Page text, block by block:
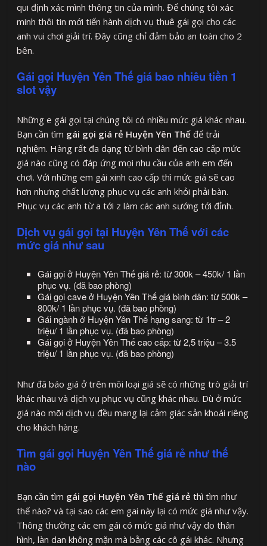
qui định xác mình thông tin của mình. Để chúng tôi xác
minh thôi tin mới tiến hành dịch vụ thuê gái gọi cho các
anh vui chơi giải trí. Đây cũng chỉ đảm bảo an toàn cho 2
bên.
Gái gọi Huyện Yên Thế giá bao nhiêu tiền 1
slot vậy
Những e gái gọi tại chúng tôi có nhiều mức giá khác nhau.
Bạn cần tìm gái gọi giá rẻ Huyện Yên Thế để trải
nghiệm. Hàng rất đa dạng từ bình dân đến cao cấp mức
giá nào cũng có đáp ứng mọi nhu cầu của anh em đến
chơi. Với những em gái xinh cao cấp thì mức giá sẽ cao
hơn nhưng chất lượng phục vụ các anh khỏi phải bàn.
Phục vụ các anh từ a tới z làm các anh sướng tới đỉnh.
Dịch vụ gái gọi tại Huyện Yên Thế với các
mức giá như sau
Gái gọi ở Huyện Yên Thế giá rẻ: từ 300k – 450k/ 1 lần
phục vụ. (đã bao phòng)
Gái gọi cave ở Huyện Yên Thế giá bình dân: từ 500k –
800k/ 1 lần phục vụ. (đã bao phòng)
Gái ngành ở Huyện Yên Thế hạng sang: từ 1tr – 2
triệu/ 1 lần phục vụ. (đã bao phòng)
Gái gọi ở Huyện Yên Thế cao cấp: từ 2,5 triệu – 3.5
triệu/ 1 lần phục vụ. (đã bao phòng)
Như đã báo giá ở trên mõi loại giá sẽ có những trò giải trí
khác nhau và dịch vụ phục vụ cũng khác nhau. Dù ở mức
giá nào mõi dịch vụ đều mang lại cảm giác sản khoái riêng
cho khách hàng.
Tìm gái gọi Huyện Yên Thế giá rẻ như thế
nào
Bạn cần tìm gái gọi Huyện Yên Thế giá rẻ thì tìm như
thế nào? và tại sao các em gai này lại có mức giá như vậy.
Thông thường các em gái có mức giá như vậy do thân
hình, làn dan không mặn mà bằng các cô gái khác. Nhưng